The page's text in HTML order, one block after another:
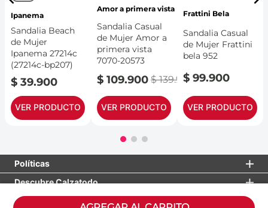
Ipanema
Sandalia Beach
de Mujer
Ipanema 27214c
(27214c-bp207)
$ 39.900
VER PRODUCTO
Amor a primera vista
Sandalia Casual
de Mujer Amor a
primera vista
7070-20573
$ 109.900 $ 139.900
VER PRODUCTO
Frattini Bela
Sandalia Casual
de Mujer Frattini
bela 952
$ 99.900
VER PRODUCTO
Políticas
Descubre Calzatodo
Necesitas ayuda